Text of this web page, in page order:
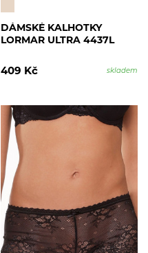
DÁMSKÉ KALHOTKY
LORMAR ULTRA 4437L
409 Kč skladem